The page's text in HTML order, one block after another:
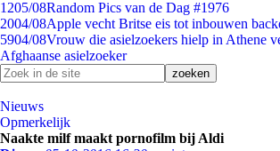
1205/08Random Pics van de Dag #1976
2004/08Apple vecht Britse eis tot inbouwen
5904/08Vrouw die asielzoekers hielp in Athene
Afghaanse asielzoeker
Nieuws
Opmerkelijk
Naakte milf maakt pornofilm bij Aldi